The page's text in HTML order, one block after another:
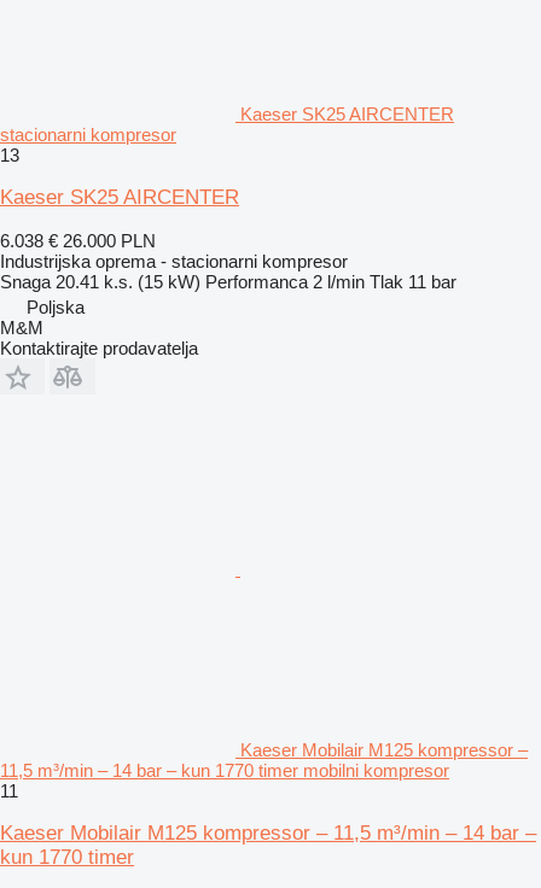
Kaeser SK25 AIRCENTER
stacionarni kompresor
13
Kaeser SK25 AIRCENTER
6.038 € 26.000 PLN
Industrijska oprema - stacionarni kompresor
Snaga 20.41 k.s. (15 kW) Performanca 2 l/min Tlak 11 bar
Poljska
M&M
Kontaktirajte prodavatelja
Kaeser Mobilair M125 kompressor –
11,5 m³/min – 14 bar – kun 1770 timer mobilni kompresor
11
Kaeser Mobilair M125 kompressor – 11,5 m³/min – 14 bar –
kun 1770 timer